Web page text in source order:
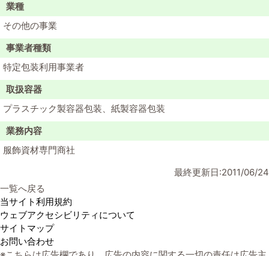
業種
その他の事業
事業者種類
特定包装利用事業者
取扱容器
プラスチック製容器包装、紙製容器包装
業務内容
服飾資材専門商社
最終更新日:2011/06/24
一覧へ戻る
当サイト利用規約
ウェブアクセシビリティについて
サイトマップ
お問い合わせ